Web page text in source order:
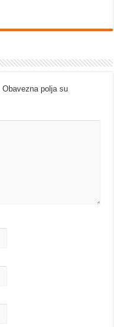
Obavezna polja su